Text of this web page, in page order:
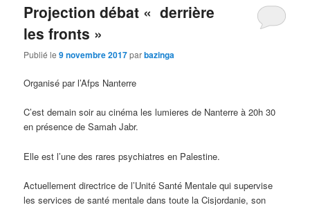
Projection débat « derrière
les fronts »
Publié le9 novembre 2017parbazinga
Organisé par l’Afps Nanterre
C’est demain soir au cinéma les lumieres de Nanterre à 20h 30
en présence de Samah Jabr.
Elle est l’une des rares psychiatres en Palestine.
Actuellement directrice de l’Unité Santé Mentale qui supervise
les services de santé mentale dans toute la Cisjordanie, son